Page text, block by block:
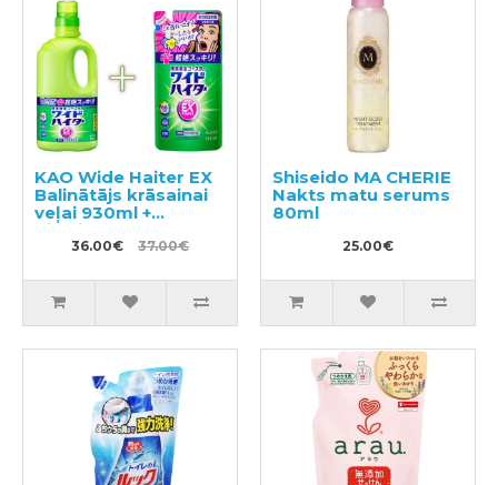
KAO Wide Haiter EX
Balinātājs krāsainai
veļai 930ml +
pildviela 450ml
36.00€ 37.00€
Shiseido MA CHERIE
Nakts matu serums
80ml
25.00€